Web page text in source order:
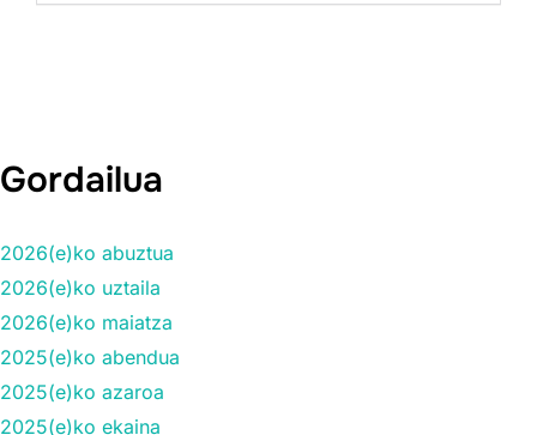
Gordailua
2026(e)ko abuztua
2026(e)ko uztaila
2026(e)ko maiatza
2025(e)ko abendua
2025(e)ko azaroa
2025(e)ko ekaina